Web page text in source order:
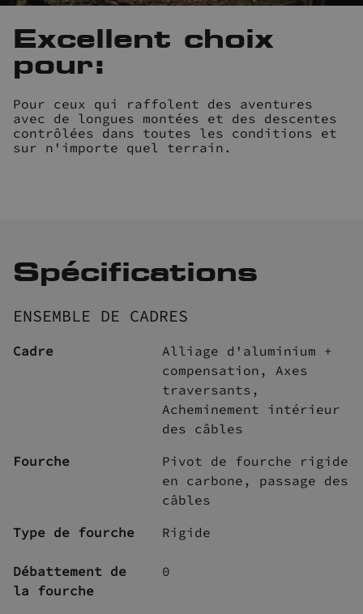
Excellent choix
pour:
Pour ceux qui raffolent des aventures
avec de longues montées et des descentes
contrôlées dans toutes les conditions et
sur n'importe quel terrain.
Spécifications
ENSEMBLE DE CADRES
Cadre
Alliage d'aluminium +
compensation, Axes
traversants,
Acheminement intérieur
des câbles
Fourche
Pivot de fourche rigide
en carbone, passage des
câbles
Type de fourche
Rigide
Débattement de
la fourche
0